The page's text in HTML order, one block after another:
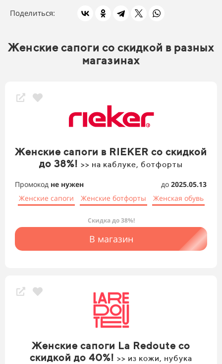
Поделиться:
Женские сапоги со скидкой в разных
магазинах
Женские сапоги в RIEKER со скидкой
до 38%! >> на каблуке, ботфорты
Промокод не нужен до 2025.05.13
Женские сапоги
Женские ботфорты Женская обувь
Скидка до 38%!
В магазин
Женские сапоги La Redoute со
скидкой до 40%! >> из кожи, нубука